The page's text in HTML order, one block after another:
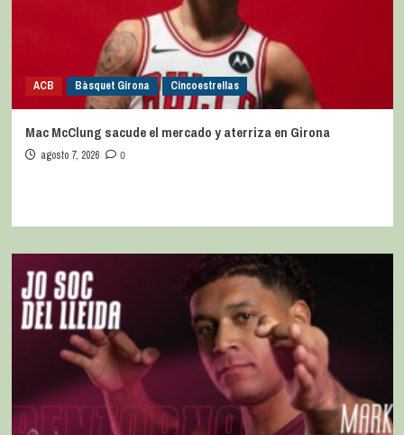
ACB Bàsquet Girona Cincoestrellas
Mac McClung sacude el mercado y aterriza en Girona
agosto 7, 2026 0